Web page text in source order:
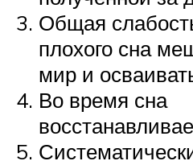
Общая
плохого сна
мир и
Во время сна